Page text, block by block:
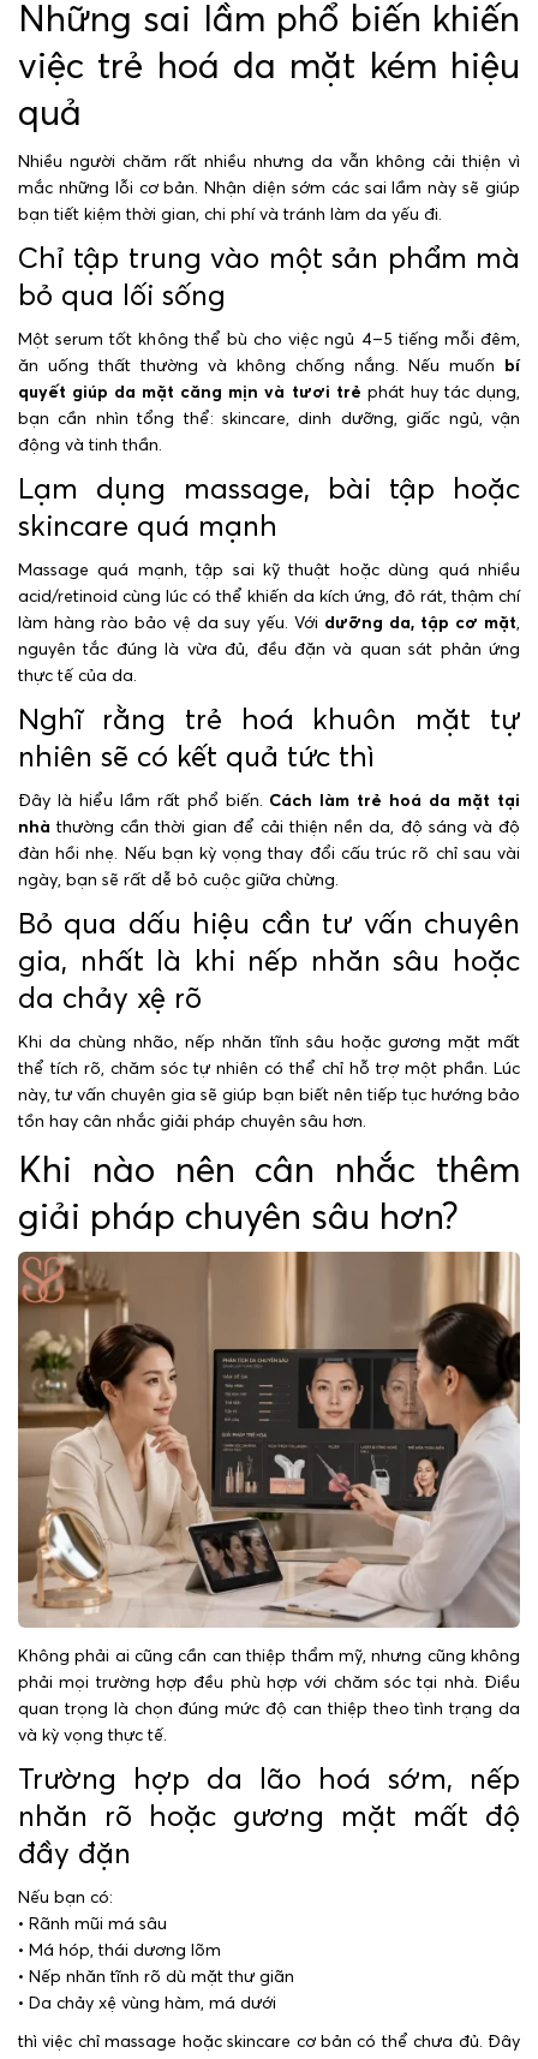
Những sai lầm phổ biến khiến
việc trẻ hoá da mặt kém hiệu
quả
Nhiều người chăm rất nhiều nhưng da vẫn không cải thiện vì
mắc những lỗi cơ bản. Nhận diện sớm các sai lầm này sẽ giúp
bạn tiết kiệm thời gian, chi phí và tránh làm da yếu đi.
Chỉ tập trung vào một sản phẩm mà
bỏ qua lối sống
Một serum tốt không thể bù cho việc ngủ 4–5 tiếng mỗi đêm,
ăn uống thất thường và không chống nắng. Nếu muốn bí
quyết giúp da mặt căng mịn và tươi trẻ phát huy tác dụng,
bạn cần nhìn tổng thể: skincare, dinh dưỡng, giấc ngủ, vận
động và tinh thần.
Lạm dụng massage, bài tập hoặc
skincare quá mạnh
Massage quá mạnh, tập sai kỹ thuật hoặc dùng quá nhiều
acid/retinoid cùng lúc có thể khiến da kích ứng, đỏ rát, thậm chí
làm hàng rào bảo vệ da suy yếu. Với dưỡng da, tập cơ mặt,
nguyên tắc đúng là vừa đủ, đều đặn và quan sát phản ứng
thực tế của da.
Nghĩ rằng trẻ hoá khuôn mặt tự
nhiên sẽ có kết quả tức thì
Đây là hiểu lầm rất phổ biến. Cách làm trẻ hoá da mặt tại
nhà thường cần thời gian để cải thiện nền da, độ sáng và độ
đàn hồi nhẹ. Nếu bạn kỳ vọng thay đổi cấu trúc rõ chỉ sau vài
ngày, bạn sẽ rất dễ bỏ cuộc giữa chừng.
Bỏ qua dấu hiệu cần tư vấn chuyên
gia, nhất là khi nếp nhăn sâu hoặc
da chảy xệ rõ
Khi da chùng nhão, nếp nhăn tĩnh sâu hoặc gương mặt mất
thể tích rõ, chăm sóc tự nhiên có thể chỉ hỗ trợ một phần. Lúc
này, tư vấn chuyên gia sẽ giúp bạn biết nên tiếp tục hướng bảo
tồn hay cân nhắc giải pháp chuyên sâu hơn.
Khi nào nên cân nhắc thêm
giải pháp chuyên sâu hơn?
Không phải ai cũng cần can thiệp thẩm mỹ, nhưng cũng không
phải mọi trường hợp đều phù hợp với chăm sóc tại nhà. Điều
quan trọng là chọn đúng mức độ can thiệp theo tình trạng da
và kỳ vọng thực tế.
Trường hợp da lão hoá sớm, nếp
nhăn rõ hoặc gương mặt mất độ
đầy đặn
Nếu bạn có:
• Rãnh mũi má sâu
• Má hóp, thái dương lõm
• Nếp nhăn tĩnh rõ dù mặt thư giãn
• Da chảy xệ vùng hàm, má dưới
thì việc chỉ massage hoặc skincare cơ bản có thể chưa đủ. Đây